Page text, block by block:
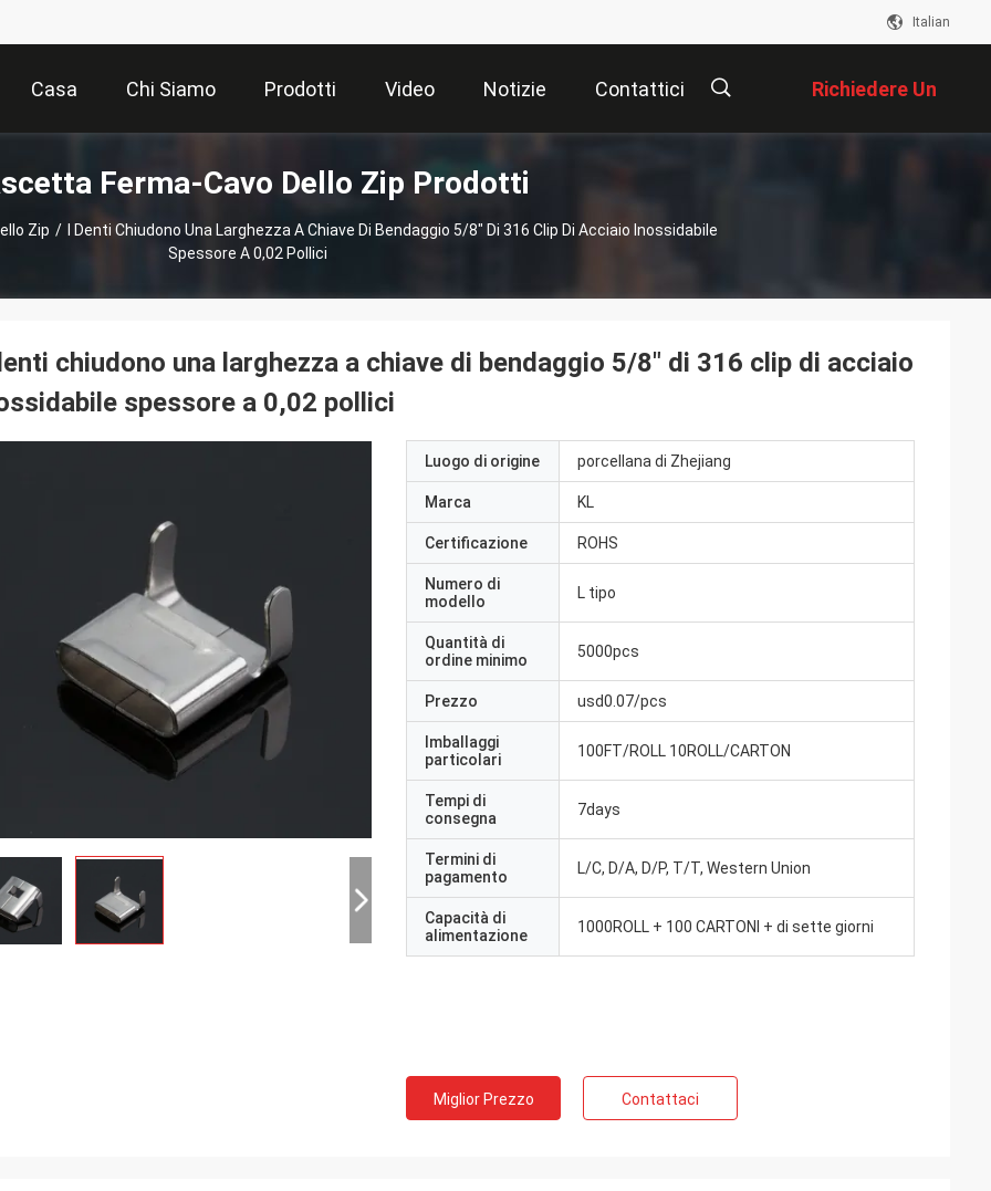
Italian
Casa Chi Siamo Prodotti Video Notizie Contattici Richiedere Un
Preventivo
Ferma-Cavo Dello Zip Prodotti
Zip /
I Denti Chiudono Una Larghezza A Chiave Di Bendaggio 5/8" Di 316 Clip Di Acciaio Inossidabile
Spessore A 0,02 Pollici
chiudono una larghezza a chiave di bendaggio 5/8" di 316 clip di acciaio
spessore a 0,02 pollici
Luogo di origine porcellana di Zhejiang
Marca KL
Certificazione ROHS
Numero di
modello
L tipo
Quantità di
ordine minimo
5000pcs
Prezzo usd0.07/pcs
Imballaggi
particolari
100FT/ROLL 10ROLL/CARTON
Tempi di
consegna
7days
Termini di
pagamento
L/C, D/A, D/P, T/T, Western Union
Capacità di
alimentazione
1000ROLL + 100 CARTONI + di sette giorni
Miglior Prezzo Contattaci